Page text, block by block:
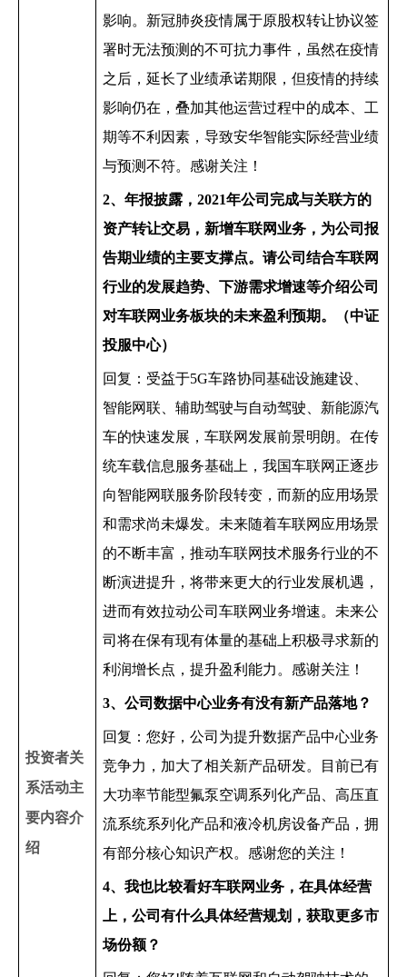
投资者关
系活动主
要内容介
绍
影响。新冠肺炎疫情属于原股权转让协议签
署时无法预测的不可抗力事件，虽然在疫情
之后，延长了业绩承诺期限，但疫情的持续
影响仍在，叠加其他运营过程中的成本、工
期等不利因素，导致安华智能实际经营业绩
与预测不符。感谢关注！
2、年报披露， 2021年公司完成与关联方的
资产转让交易，新增车联网业务，为公司报
告期业绩的主要支撑点。请公司结合车联网
行业的发展趋势、下游需求增速等介绍公司
对车联网业务板块的未来盈利预期。（中证
投服中心）
回复：受益于5G车路协同基础设施建设、
智能网联、辅助驾驶与自动驾驶、新能源汽
车的快速发展，车联网发展前景明朗。在传
统车载信息服务基础上，我国车联网正逐步
向智能网联服务阶段转变，而新的应用场景
和需求尚未爆发。未来随着车联网应用场景
的不断丰富，推动车联网技术服务行业的不
断演进提升，将带来更大的行业发展机遇，
进而有效拉动公司车联网业务增速。未来公
司将在保有现有体量的基础上积极寻求新的
利润增长点，提升盈利能力。感谢关注！
3、公司数据中心业务有没有新产品落地？
回复：您好，公司为提升数据产品中心业务
竞争力，加大了相关新产品研发。目前已有
大功率节能型氟泵空调系列化产品、高压直
流系统系列化产品和液冷机房设备产品，拥
有部分核心知识产权。感谢您的关注！
4、我也比较看好车联网业务，在具体经营
上，公司有什么具体经营规划，获取更多市
场份额？